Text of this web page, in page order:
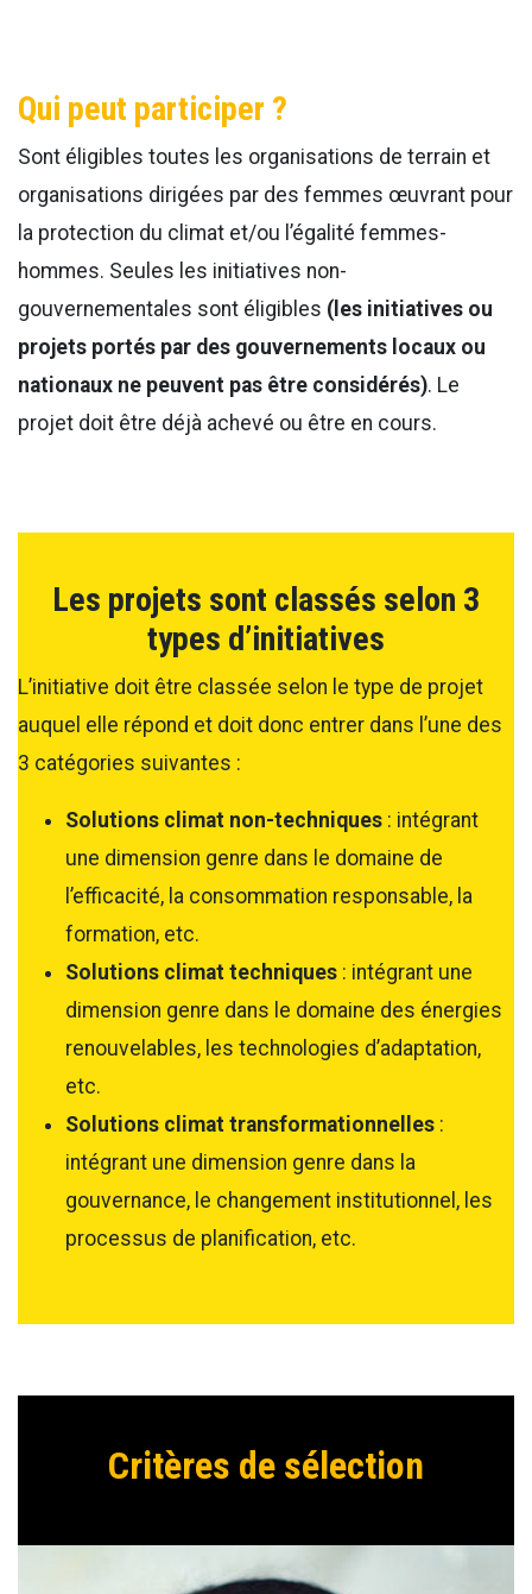
Qui peut participer ?
Sont éligibles toutes les organisations de terrain et
organisations dirigées par des femmes œuvrant pour
la protection du climat et/ou l’égalité femmes-
hommes. Seules les initiatives non-
gouvernementales sont éligibles (les initiatives ou
projets portés par des gouvernements locaux ou
nationaux ne peuvent pas être considérés). Le
projet doit être déjà achevé ou être en cours.
Les projets sont classés selon 3
types d’initiatives
L’initiative doit être classée selon le type de projet
auquel elle répond et doit donc entrer dans l’une des
3 catégories suivantes :
Solutions climat non-techniques : intégrant
une dimension genre dans le domaine de
l’efficacité, la consommation responsable, la
formation, etc.
Solutions climat techniques : intégrant une
dimension genre dans le domaine des énergies
renouvelables, les technologies d’adaptation,
etc.
Solutions climat transformationnelles :
intégrant une dimension genre dans la
gouvernance, le changement institutionnel, les
processus de planification, etc.
Critères de sélection